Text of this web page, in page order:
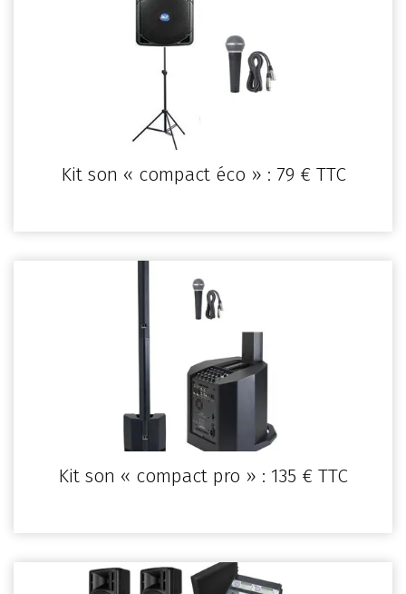
Kit son « compact éco » : 79 € TTC
Kit son « compact pro » : 135 € TTC